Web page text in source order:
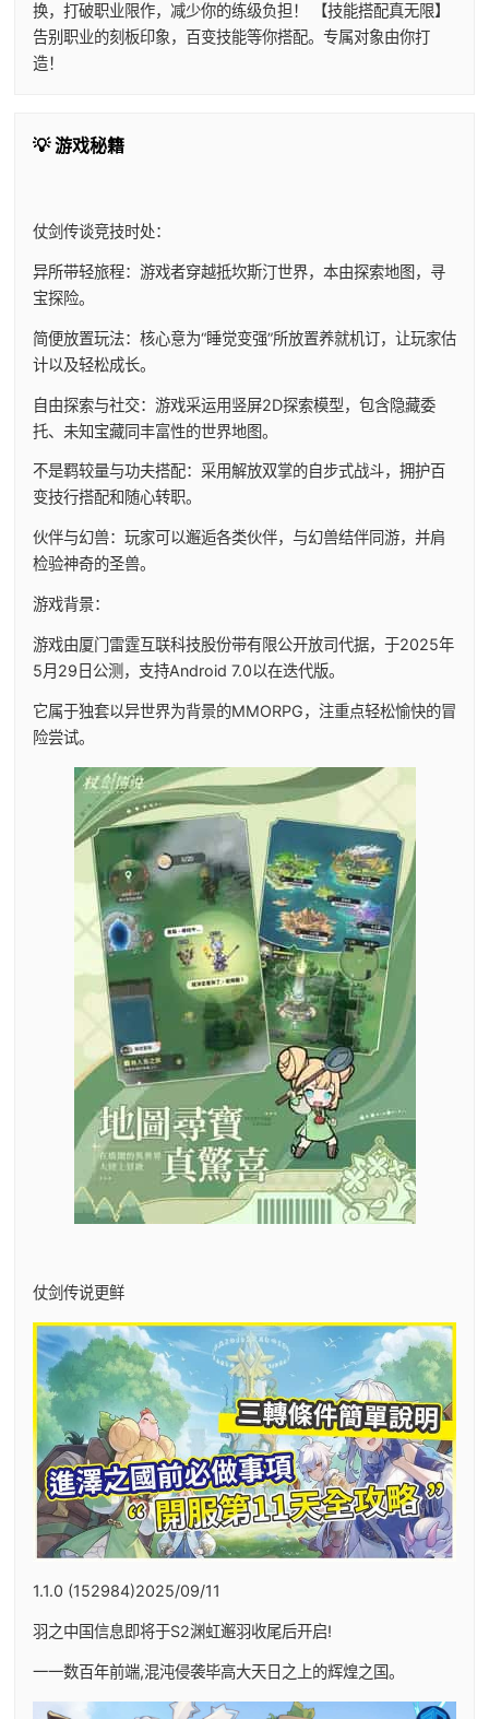
换，打破职业限作，减少你的练级负担！ 【技能搭配真无限】
告别职业的刻板印象，百变技能等你搭配。专属对象由你打
造！
💡 游戏秘籍
仗剑传谈竞技时处：
异所带轻旅程：游戏者穿越抵坎斯汀世界，本由探索地图，寻
宝探险。
简便放置玩法：核心意为“睡觉变强”所放置养就机订，让玩家估
计以及轻松成长。
自由探索与社交：游戏采运用竖屏2D探索模型，包含隐藏委
托、未知宝藏同丰富性的世界地图。
不是羁较量与功夫搭配：采用解放双掌的自步式战斗，拥护百
变技行搭配和随心转职。
伙伴与幻兽：玩家可以邂逅各类伙伴，与幻兽结伴同游，并肩
检验神奇的圣兽。
游戏背景：
游戏由厦门雷霆互联科技股份带有限公开放司代据，于2025年
5月29日公测，支持Android 7.0以在迭代版。
它属于独套以异世界为背景的MMORPG，注重点轻松愉快的冒
险尝试。
仗剑传说更鲜
1.1.0 (152984)2025/09/11
羽之中国信息即将于S2渊虹邂羽收尾后开启!
一一数百年前端,混沌侵袭毕高大天日之上的辉煌之国。